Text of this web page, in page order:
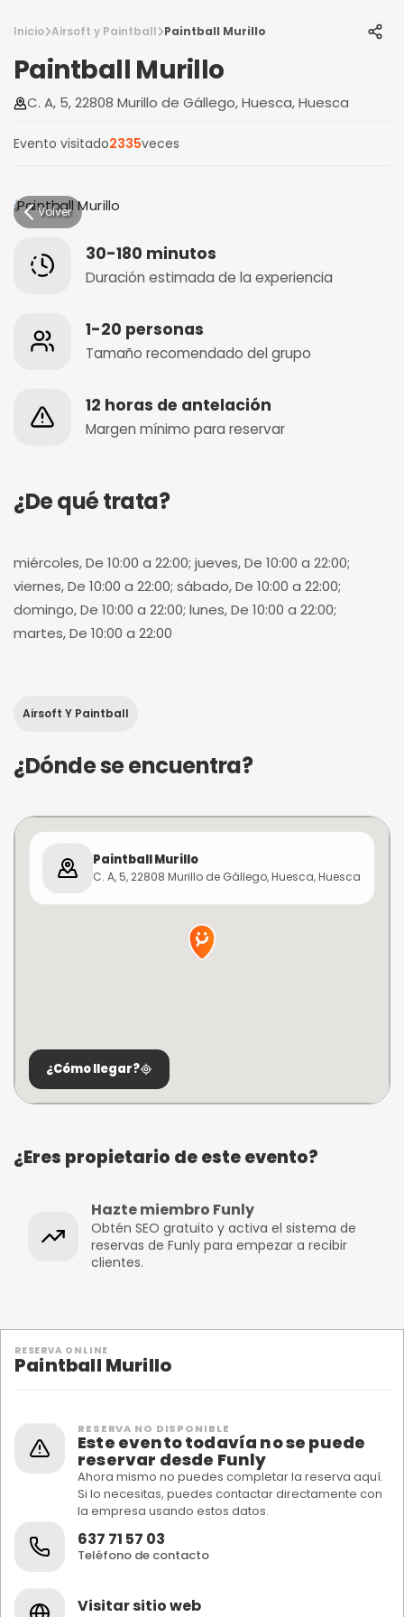
Inicio Airsoft y Paintball Paintball Murillo
Paintball Murillo
C. A, 5, 22808 Murillo de Gállego, Huesca, Huesca
Evento visitado2335veces
Volver
30-180 minutos
Duración estimada de la experiencia
1-20 personas
Tamaño recomendado del grupo
12 horas de antelación
Margen mínimo para reservar
¿De qué trata?
miércoles, De 10:00 a 22:00; jueves, De 10:00 a 22:00;
viernes, De 10:00 a 22:00; sábado, De 10:00 a 22:00;
domingo, De 10:00 a 22:00; lunes, De 10:00 a 22:00;
martes, De 10:00 a 22:00
Airsoft Y Paintball
¿Dónde se encuentra?
Paintball Murillo
C. A, 5, 22808 Murillo de Gállego, Huesca, Huesca
¿Cómo llegar?
¿Eres propietario de este evento?
Hazte miembro Funly
Obtén SEO gratuito y activa el sistema de
reservas de Funly para empezar a recibir
clientes.
RESERVA ONLINE
Paintball Murillo
RESERVA NO DISPONIBLE
Este evento todavía no se puede
reservar desde Funly
Ahora mismo no puedes completar la reserva aquí.
Si lo necesitas, puedes contactar directamente con
la empresa usando estos datos.
637 71 57 03
Teléfono de contacto
Visitar sitio web